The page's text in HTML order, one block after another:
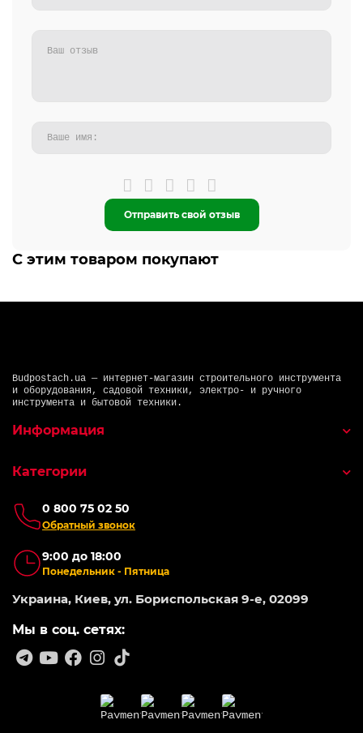
Отправить свой отзыв
С этим товаром покупают
Budpostach.ua — интернет-магазин строительного инструмента
и оборудования, садовой техники, электро- и ручного
инструмента и бытовой техники.
0 800 75 02 50
Обратный звонок
9:00 до 18:00
Понедельник - Пятница
Украина, Киев, ул. Бориспольская 9-е, 02099
Мы в соц. сетях:
Информация
Категории